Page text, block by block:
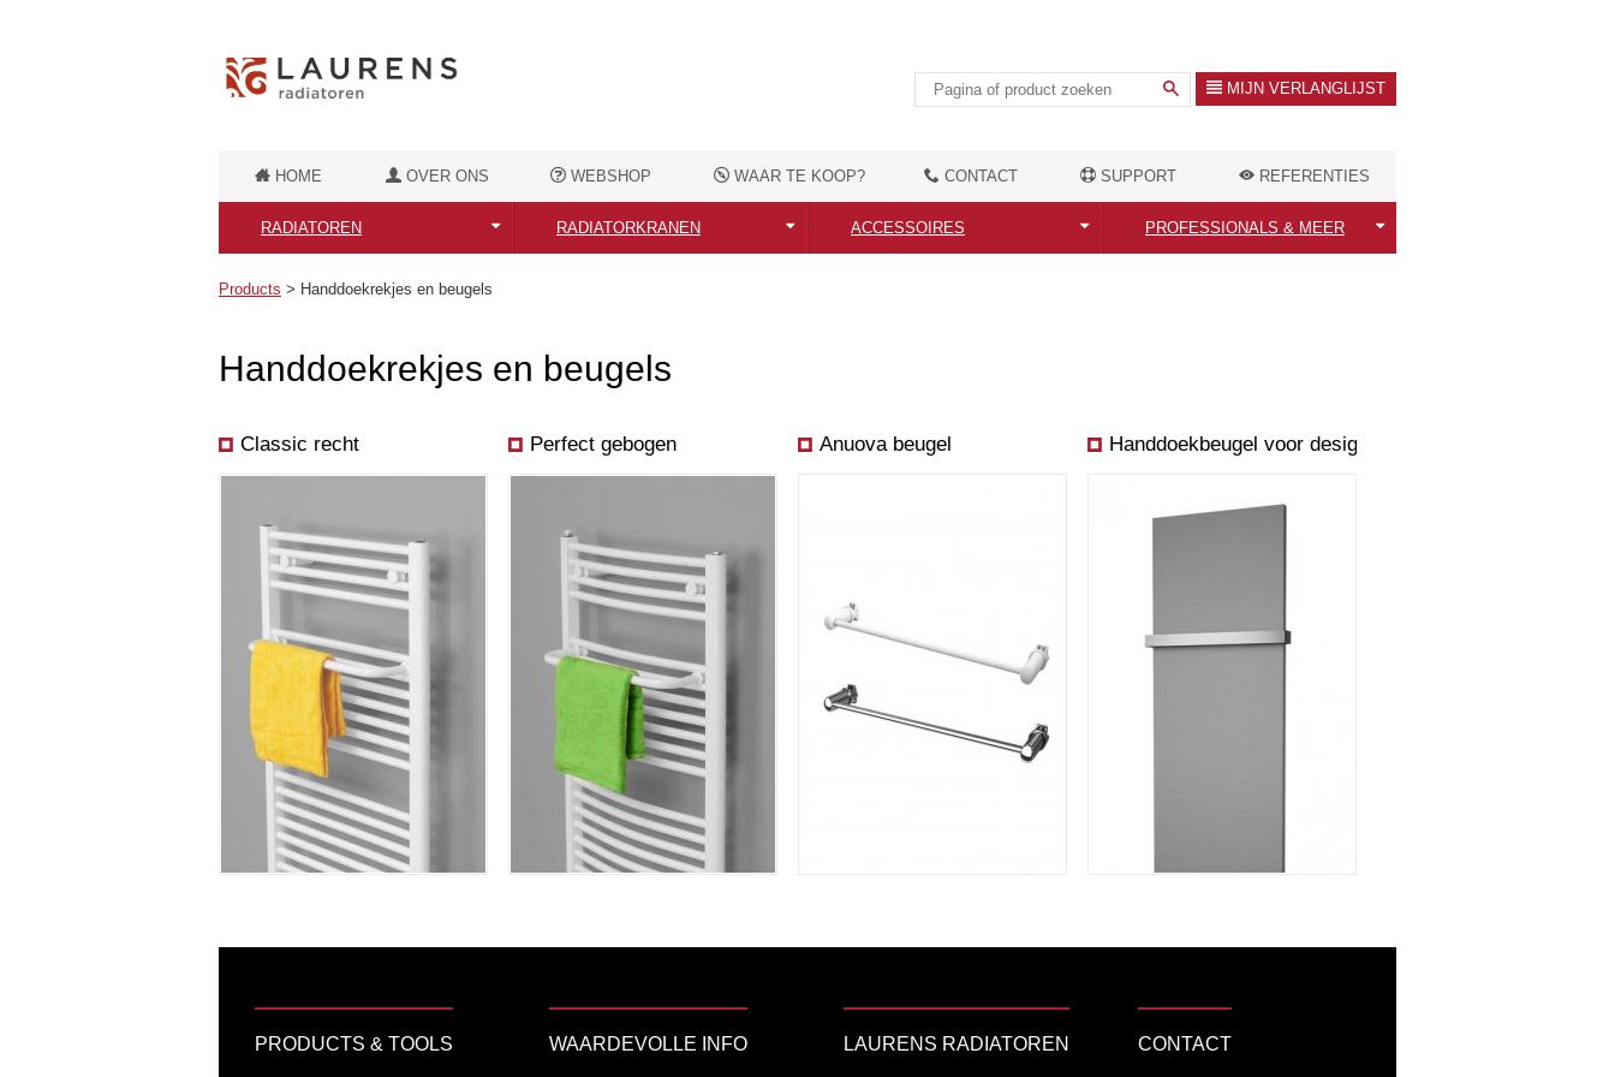
MIJN VERLANGLIJST
HOME OVER ONS WEBSHOP WAAR TE KOOP? CONTACT SUPPORT REFERENTIES
RADIATOREN
Alle Laurens Radiatoren
Badkamerradiatoren
Retro badkamerradiatoren
Designradiatoren
TOP Designradiatoren
Gietijzeren radiatoren
Industriële Spiraalradiatoren
Ledenradiatoren
RADIATORKRANEN
Nostalgische radiatorkranen
Aansluittoebehoren
ACCESSOIRES
Kledingshaken
PROFESSIONALS & MEER
Products > Handdoekrekjes en beugels
Handdoekrekjes en beugels
Classic recht Perfect gebogen Anuova beugel Handdoekbeugel voor designradiator
PRODUCTS & TOOLS WAARDEVOLLE INFO LAURENS RADIATOREN CONTACT